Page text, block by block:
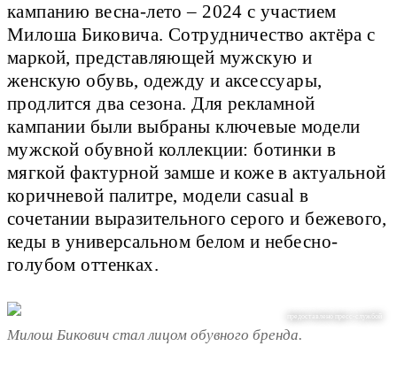
кампанию весна-лето – 2024 с участием
Милоша Биковича. Сотрудничество актёра с
маркой, представляющей мужскую и
женскую обувь, одежду и аксессуары,
продлится два сезона. Для рекламной
кампании были выбраны ключевые модели
мужской обувной коллекции: ботинки в
мягкой фактурной замше и коже в актуальной
коричневой палитре, модели casual в
сочетании выразительного серого и бежевого,
кеды в универсальном белом и небесно-
голубом оттенках.
предоставлено пресс-службой
Милош Бикович стал лицом обувного бренда.